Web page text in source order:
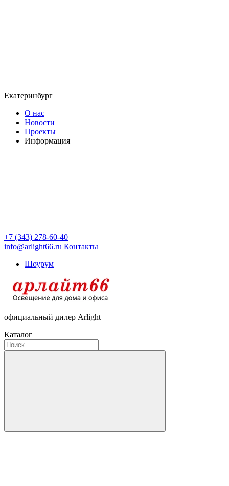
Екатеринбург
О нас
Новости
Проекты
Информация
+7 (343) 278-60-40
info@arlight66.ru Контакты
Шоурум
официальный дилер Arlight
Каталог